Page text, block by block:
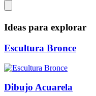
Ideas para explorar
Escultura Bronce
Dibujo Acuarela